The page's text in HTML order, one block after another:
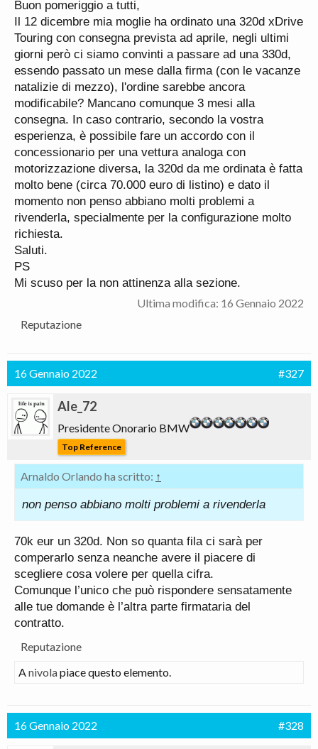
Buon pomeriggio a tutti,
Il 12 dicembre mia moglie ha ordinato una 320d xDrive
Touring con consegna prevista ad aprile, negli ultimi
giorni però ci siamo convinti a passare ad una 330d,
essendo passato un mese dalla firma (con le vacanze
natalizie di mezzo), l'ordine sarebbe ancora
modificabile? Mancano comunque 3 mesi alla
consegna. In caso contrario, secondo la vostra
esperienza, è possibile fare un accordo con il
concessionario per una vettura analoga con
motorizzazione diversa, la 320d da me ordinata è fatta
molto bene (circa 70.000 euro di listino) e dato il
momento non penso abbiano molti problemi a
rivenderla, specialmente per la configurazione molto
richiesta.
Saluti.
PS
Mi scuso per la non attinenza alla sezione.
Ultima modifica: 16 Gennaio 2022
Reputazione
16 Gennaio 2022 #327
Ale_72
Presidente Onorario BMW
Top Reference
Arnaldo Orlando ha scritto: ↑
non penso abbiano molti problemi a rivenderla
70k eur un 320d. Non so quanta fila ci sarà per
comperarlo senza neanche avere il piacere di
scegliere cosa volere per quella cifra.
Comunque l’unico che può rispondere sensatamente
alle tue domande è l’altra parte firmataria del
contratto.
Reputazione
Anivolapiace questo elemento.
16 Gennaio 2022 #328